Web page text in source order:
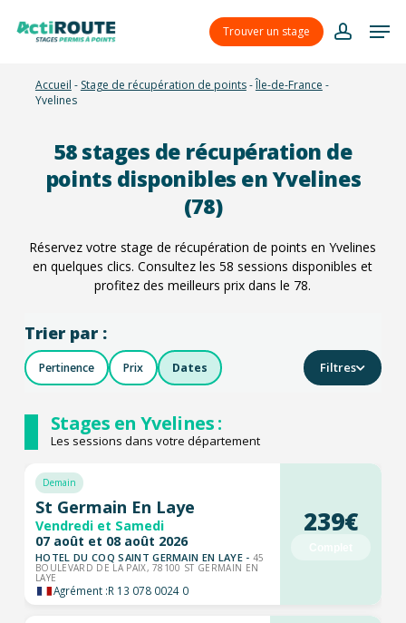
Trouver un stage
account
Accueil - Stage de récupération de points-Île-de-France -
Yvelines
58stages de récupération de
points disponibles en Yvelines
(78)
Réservez votre stage de récupération de points en Yvelines
en quelques clics. Consultez les58 sessions disponibles et
profitez des meilleurs prix dans le 78.
Trier par :
Pertinence Prix Dates Filtres
Stages en Yvelines :
Les sessions dans votre département
Demain
St Germain En Laye
Vendredi et Samedi
07 août et 08 août 2026
HOTEL DU COQ SAINT GERMAIN EN LAYE -45
BOULEVARD DE LA PAIX, 78100 ST GERMAIN EN
LAYE
Agrément :R 13 078 0024 0
239€